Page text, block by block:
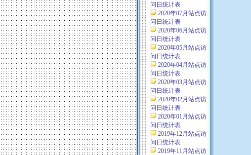
问日统计表
2020年07月站点访
问日统计表
2020年06月站点访
问日统计表
2020年05月站点访
问日统计表
2020年04月站点访
问日统计表
2020年03月站点访
问日统计表
2020年02月站点访
问日统计表
2020年01月站点访
问日统计表
2019年12月站点访
问日统计表
2019年11月站点访